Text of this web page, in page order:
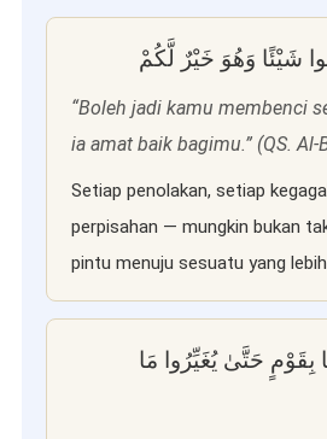
شَيْئًا وَهُوَ خَيْرٌ لَّكُمْ
“Boleh jadi kamu membenci
ia amat baik bagimu.” (QS. Al-
Setiap penolakan, setiap
perpisahan — mungkin bukan
pintu menuju sesuatu yang lebih
بِقَوْمٍ حَتَّىٰ يُغَيِّرُوا مَا